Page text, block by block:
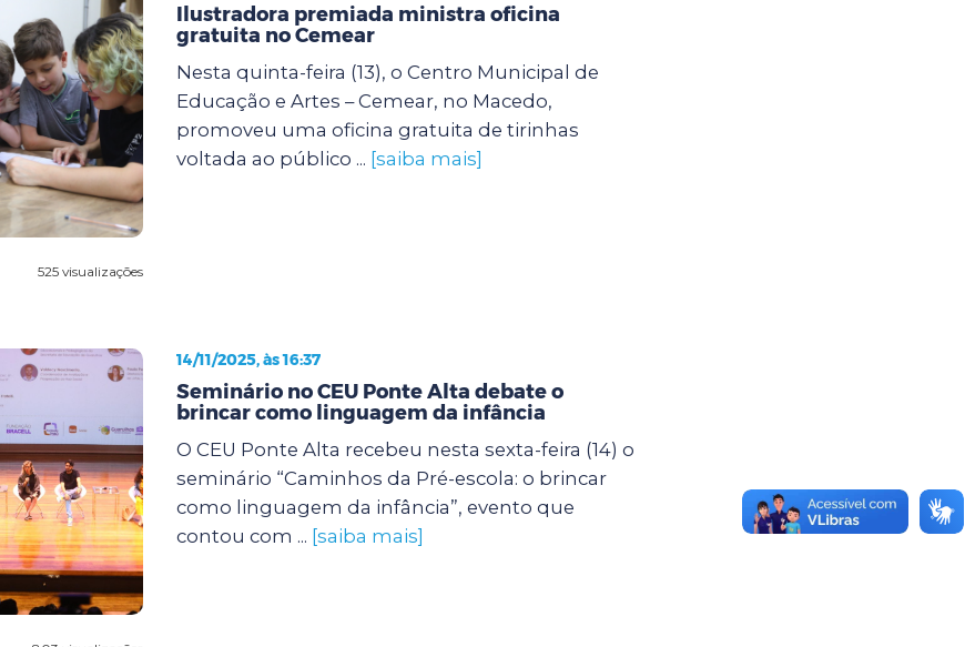
525 visualizações
Ilustradora premiada ministra oficina
gratuita no Cemear
Nesta quinta-feira (13), o Centro Municipal de
Educação e Artes – Cemear, no Macedo,
promoveu uma oficina gratuita de tirinhas
voltada ao público ... [saiba mais]
14/11/2025, às 16:37
Seminário no CEU Ponte Alta debate o
brincar como linguagem da infância
O CEU Ponte Alta recebeu nesta sexta-feira (14) o
seminário “Caminhos da Pré-escola: o brincar
como linguagem da infância”, evento que
contou com ... [saiba mais]